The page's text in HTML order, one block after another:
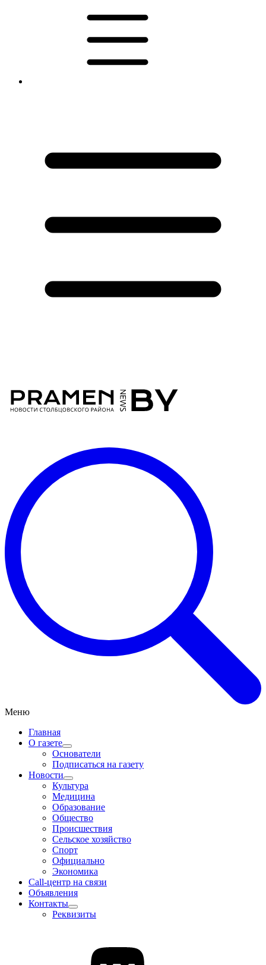
Меню
Главная
О газете
Основатели
Подписаться на газету
Новости
Культура
Медицина
Образование
Общество
Происшествия
Сельское хозяйство
Спорт
Официально
Экономика
Call-центр на связи
Объявления
Контакты
Реквизиты